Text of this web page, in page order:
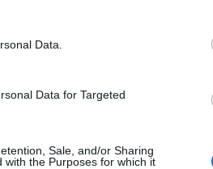
Data.
Data for Targeted
Sale, and/or Sharing
the Purposes for which it